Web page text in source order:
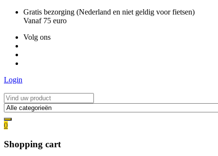
inhoud
Gratis bezorging (Nederland en niet geldig voor fietsen)
Vanaf 75 euro
Volg ons
Login
0
Shopping cart